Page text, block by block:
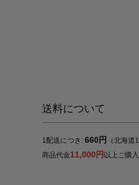
送料について
1配送につき: 660円
（北海道
商品代金11,000円 以上ご購